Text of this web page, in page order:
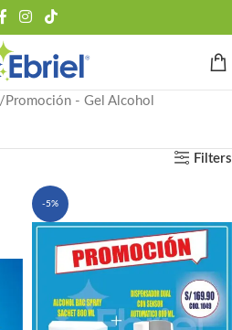
Promoción - Gel Alcohol
Filters
-5%